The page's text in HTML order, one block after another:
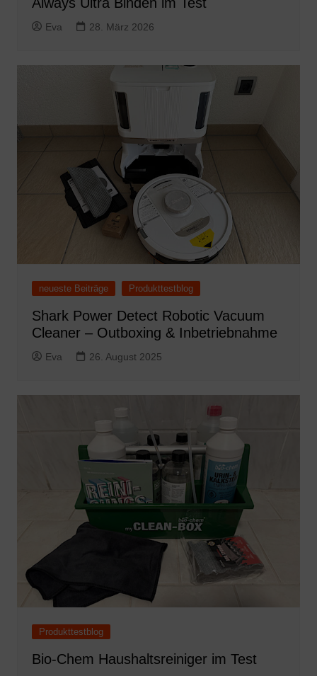
Eva 28. März 2026
neueste Beiträge Produkttestblog
Shark Power Detect Robotic Vacuum
Cleaner – Outboxing & Inbetriebnahme
Eva 26. August 2025
Produkttestblog
Bio-Chem Haushaltsreiniger im Test